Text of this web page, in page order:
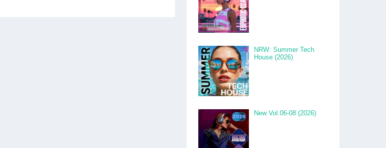
NRW: Summer Tech
House (2026)
New Vol.06-08 (2026)